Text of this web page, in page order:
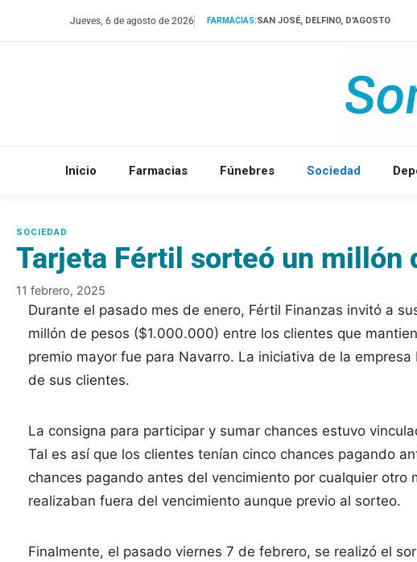
Jueves, 6 de agosto de 2026 FARMACIAS:SAN JOSÉ, DELFINO, D'AGOSTO
Inicio Farmacias Fúnebres Sociedad
Tarjeta Fértil sorteó un millón
11 febrero, 2025
Durante el pasado mes de enero, Fértil Finanzas invitó a
millón de pesos ($1.000.000) entre los clientes que
premio mayor fue para Navarro. La iniciativa de la
de sus clientes.
La consigna para participar y sumar chances estuvo
Tal es así que los clientes tenían cinco chances pagando
chances pagando antes del vencimiento por cualquier otro
realizaban fuera del vencimiento aunque previo al sorteo.
Finalmente, el pasado viernes 7 de febrero, se realizó el